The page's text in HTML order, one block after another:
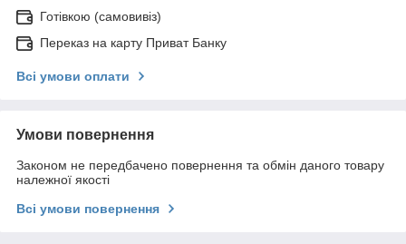
Готівкою (самовивіз)
Переказ на карту Приват Банку
Всі умови оплати
Умови повернення
Законом не передбачено повернення та обмін даного товару
належної якості
Всі умови повернення